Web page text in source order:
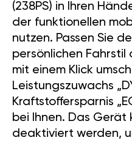
(238PS) in Ihren
der funktionellen
nutzen. Passen Sie
persönlichen Fahrstil
mit einem Klick
Leistungszuwachs
Kraftstoffersparnis
bei Ihnen. Das Gerät
deaktiviert werden,